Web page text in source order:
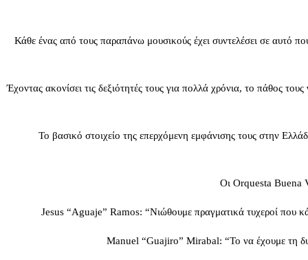
Κάθε ένας από τους παραπάνω μουσικούς έχει συντελέσει σε
Έχοντας ακονίσει τις δεξιότητές τους για πολλά χρόνια, το πάθος
Το βασικό στοιχείο της επερχόμενη εμφάνισης τους στην
Οι Orquesta Buena
Jesus “Aguaje” Ramos: “Νιώθουμε πραγματικά τυχεροί που
Manuel “Guajiro” Mirabal: “Το να έχουμε τη